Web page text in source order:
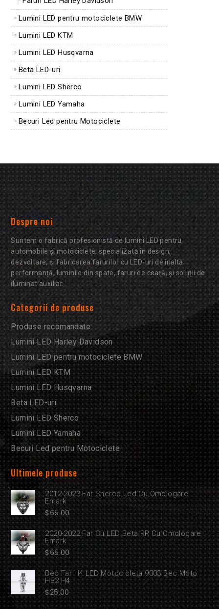
Lumini LED pentru motociclete BMW
Lumini LED KTM
Lumini LED Husqvarna
Beta LED-uri
Lumini LED Sherco
Lumini LED Yamaha
Becuri Led pentru Motociclete
Despre noi
Suntem o fabrică profesionistă de lumini LED pentru
automobile și motociclete, specializată în design,
dezvoltare, și fabricarea farurilor cu LED-uri de înaltă
performanță, luminile din spate, faruri de ceață, și soluții de
iluminat auxiliar.
Categorii de produse
Produse recomandate
Lumini LED Harley Davidson
Lumini LED pentru motociclete BMW
Lumini LED KTM
Lumini LED Husqvarna
Beta LED-uri
Lumini LED Sherco
Lumini LED Yamaha
Becuri Led pentru Motociclete
Ultimele produse
2012-2023 Far Sherco Led Cu Omologare
Emark
$65.00
2020-2022 Far Cu LED Beta RR Cu Omologare
Emark
$65.00
Bec Far H4 LED Motocicleta 9003 Bec Moto
HB2 H4
$25.00